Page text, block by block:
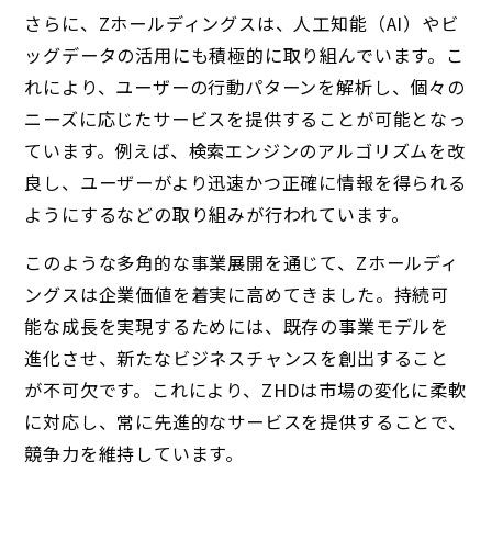
さらに、Zホールディングスは、人工知能（AI）やビ
ッグデータの活用にも積極的に取り組んでいます。こ
れにより、ユーザーの行動パターンを解析し、個々の
ニーズに応じたサービスを提供することが可能となっ
ています。例えば、検索エンジンのアルゴリズムを改
良し、ユーザーがより迅速かつ正確に情報を得られる
ようにするなどの取り組みが行われています。
このような多角的な事業展開を通じて、Zホールディ
ングスは企業価値を着実に高めてきました。持続可
能な成長を実現するためには、既存の事業モデルを
進化させ、新たなビジネスチャンスを創出すること
が不可欠です。これにより、ZHDは市場の変化に柔軟
に対応し、常に先進的なサービスを提供することで、
競争力を維持しています。